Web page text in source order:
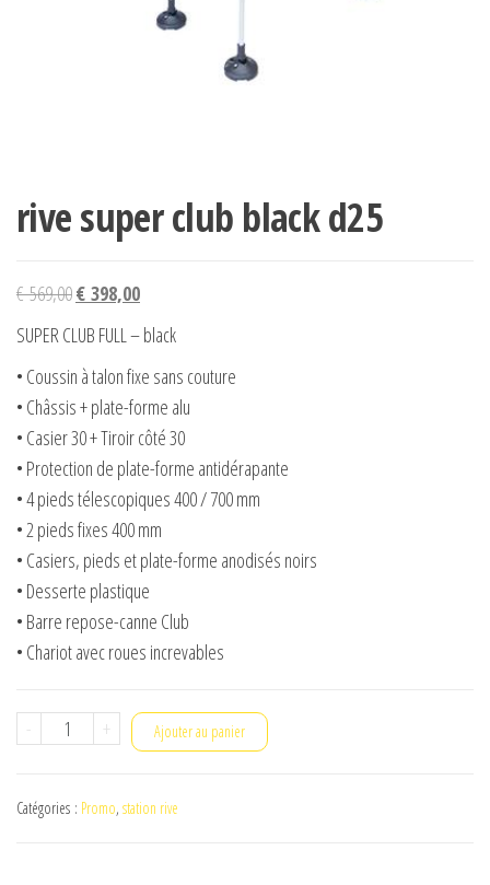
rive super club black d25
€569,00Le
prix
était :
€ 569,00.
€ 398,00Le
prix
est :
€ 398,00.
SUPER CLUB FULL – black
• Coussin à talon fixe sans couture
• Châssis + plate-forme alu
• Casier 30 + Tiroir côté 30
• Protection de plate-forme antidérapante
• 4 pieds télescopiques 400 / 700 mm
• 2 pieds fixes 400 mm
• Casiers, pieds et plate-forme anodisés noirs
• Desserte plastique
• Barre repose-canne Club
• Chariot avec roues increvables
-
quantité
super
+ Ajouter au panier
Catégories : Promo, station rive